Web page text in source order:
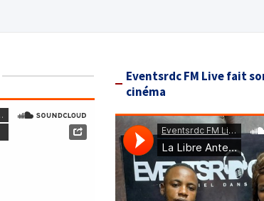
Eventsrdc FM Live fait
cinéma